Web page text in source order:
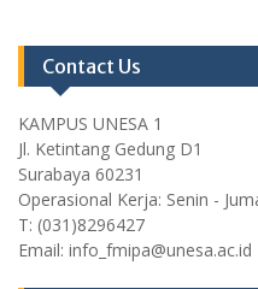
Contact Us
KAMPUS UNESA 1
Jl. Ketintang Gedung D1
Surabaya 60231
Operasional Kerja: Senin -
T: (031)8296427
Email: info_fmipa@unesa.ac.id